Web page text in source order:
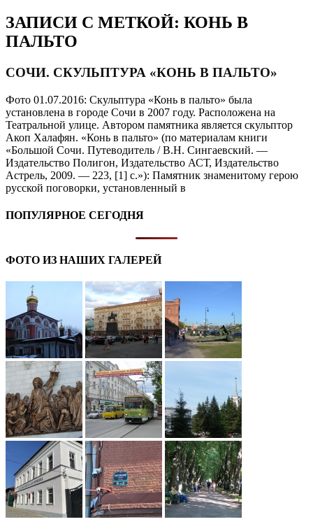
ЗАПИСИ С МЕТКОЙ: КОНЬ В
ПАЛЬТО
СОЧИ. СКУЛЬПТУРА «КОНЬ В ПАЛЬТО»
Фото 01.07.2016: Скульптура «Конь в пальто» была
установлена в городе Сочи в 2007 году. Расположена на
Театральной улице. Автором памятника является скульптор
Акоп Халафян. «Конь в пальто» (по материалам книги
«Большой Сочи. Путеводитель / В.Н. Сингаевский. —
Издательство Полигон, Издательство АСТ, Издательство
Астрель, 2009. — 223, [1] с.»): Памятник знаменитому герою
русской поговорки, установленный в
ПОПУЛЯРНОЕ СЕГОДНЯ
ФОТО ИЗ НАШИХ ГАЛЕРЕЙ